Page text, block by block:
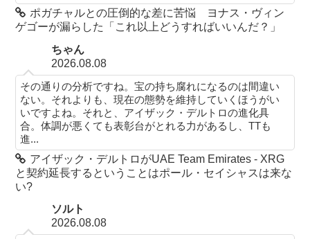
ポガチャルとの圧倒的な差に苦悩 ヨナス・ヴィン
ゲゴーが漏らした「これ以上どうすればいいんだ？」
ちゃん
2026.08.08
その通りの分析ですね。宝の持ち腐れになるのは間違い
ない。それよりも、現在の態勢を維持していくほうがい
いですよね。それと、アイザック・デルトロの進化具
合。体調が悪くても表彰台がとれる力があるし、TTも
進...
アイザック・デルトロがUAE Team Emirates - XRG
と契約延長するということはポール・セイシャスは来な
い?
ソルト
2026.08.08